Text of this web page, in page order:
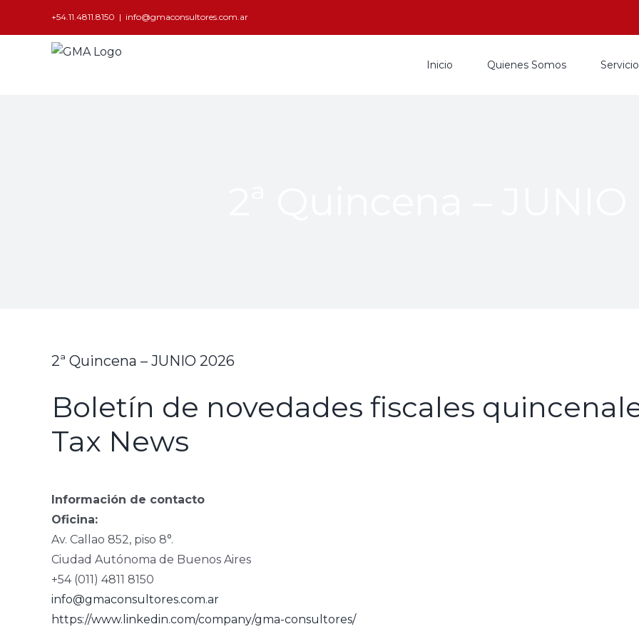
+54.11.4811.8150 | info@gmaconsultores.com.ar
Inicio Quienes Somos
2ª Quincena – JUNIO 2026
Boletín de novedades fiscales
Tax News
Información de contacto
Oficina:
Av. Callao 852, piso 8°.
Ciudad Autónoma de Buenos Aires
+54 (011) 4811 8150
info@gmaconsultores.com.ar
https://www.linkedin.com/company/gma-consultores/